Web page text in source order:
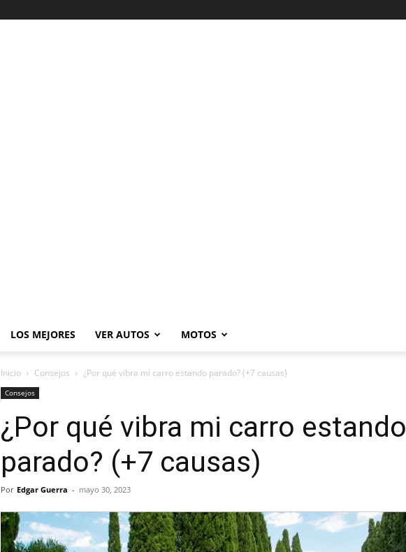
LOS MEJORES VER AUTOS MOTOS
Inicio Consejos ¿Por qué vibra mi carro estando parado? (+7 causas)
Consejos
¿Por qué vibra mi carro estando
parado? (+7 causas)
Por Edgar Guerra - mayo 30, 2023